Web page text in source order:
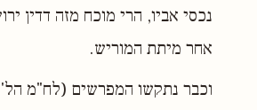
נכסי אביו, הרי מוכח מזה דדין
אחר מיתת המוריש.
וכבר נתקשו המפרשים (לח"מ הל'